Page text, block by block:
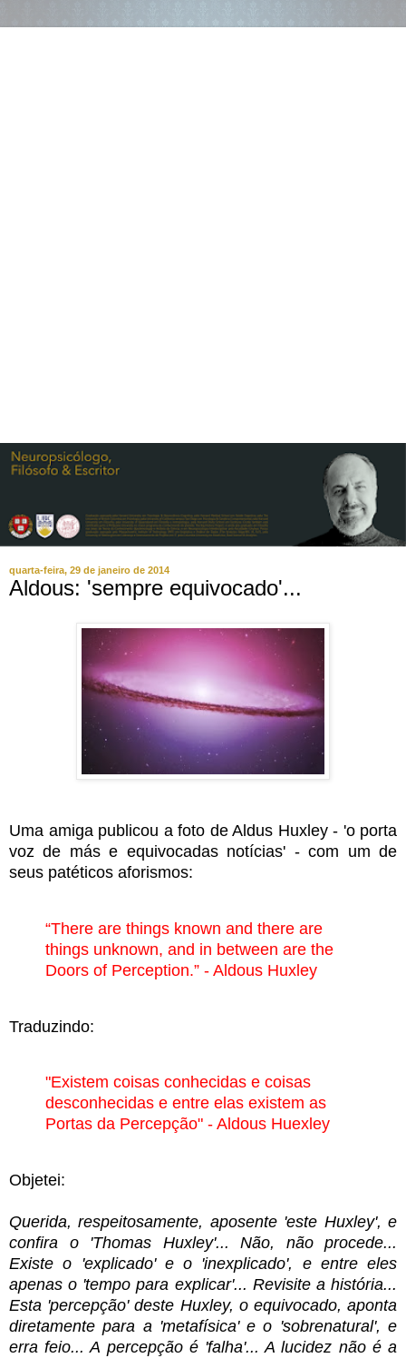
quarta-feira, 29 de janeiro de 2014
Aldous: 'sempre equivocado'...
Uma amiga publicou a foto de Aldus Huxley - 'o porta
voz de más e equivocadas notícias' - com um de
seus patéticos aforismos:
“There are things known and there are
things unknown, and in between are the
Doors of Perception.” - Aldous Huxley
Traduzindo:
"Existem coisas conhecidas e coisas
desconhecidas e entre elas existem as
Portas da Percepção" - Aldous Huexley
Objetei:
Querida, respeitosamente, aposente 'este Huxley', e
confira o 'Thomas Huxley'... Não, não procede...
Existe o 'explicado' e o 'inexplicado', e entre eles
apenas o 'tempo para explicar'... Revisite a história...
Esta 'percepção' deste Huxley, o equivocado, aponta
diretamente para a 'metafísica' e o 'sobrenatural', e
erra feio... A percepção é 'falha'... A lucidez não é a